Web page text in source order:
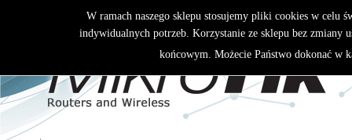
W ramach naszego sklepu stosujemy pliki cookies w celu
indywidualnych potrzeb. Korzystanie ze sklepu bez zmiany
końcowym. Możecie Państwo dokonać w